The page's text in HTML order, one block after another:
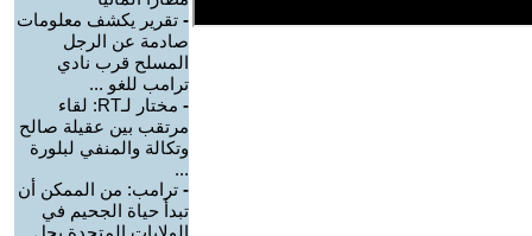
- تقرير يكشف معلومات
صادمة عن الرجل
المسلح قرب نادي
ترامب للغو ...
-
مختار لـRT: لقاء
مرتقب بين عقيلة صالح
وتكالة والمنفي لبلورة
...
- ترامب: من الممكن أن
تبدأ حياة الجحيم في
الولايات المتحدة بحل ...